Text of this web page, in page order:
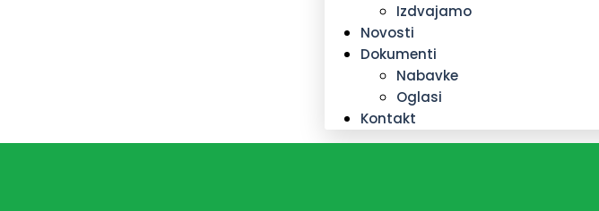
Izdvajamo
Novosti
Dokumenti
Nabavke
Oglasi
Kontakt